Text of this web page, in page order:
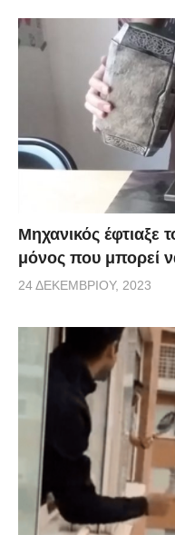
Μηχανικός έφτιαξε
μόνος που μπορεί
24 ΔΕΚΕΜΒΡΊΟΥ, 2023